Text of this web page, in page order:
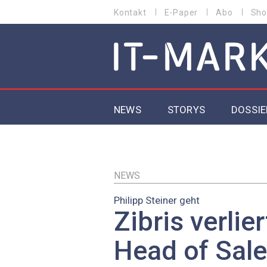
zum
MENU
Kontakt E-Paper Abo
MAIN NAVIGATION
NEWS STORYS
EU-
NEWS
Philipp Steiner geht
Zibris
Head of